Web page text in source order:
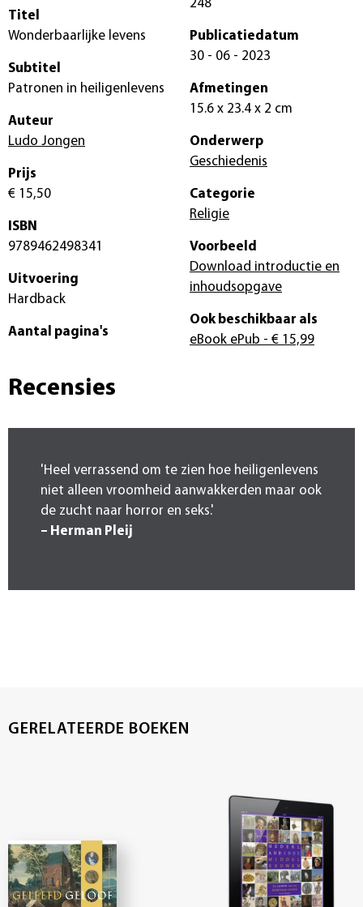
Titel
Wonderbaarlijke levens
Subtitel
Patronen in heiligenlevens
Auteur
Ludo Jongen
Prijs
€ 15,50
ISBN
9789462498341
Uitvoering
Hardback
Aantal pagina's
248
Publicatiedatum
30 - 06 - 2023
Afmetingen
15.6 x 23.4 x 2 cm
Onderwerp
Geschiedenis
Categorie
Religie
Voorbeeld
Download introductie en
inhoudsopgave
Ook beschikbaar als
eBook ePub - € 15,99
Recensies
'Heel verrassend om te zien hoe heiligenlevens
niet alleen vroomheid aanwakkerden maar ook
de zucht naar horror en seks.'
– Herman Pleij
GERELATEERDE BOEKEN